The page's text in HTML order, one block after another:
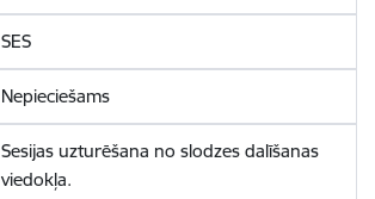
SES
Nepieciešams
Sesijas uzturēšana no slodzes dalīšanas
viedokļa.